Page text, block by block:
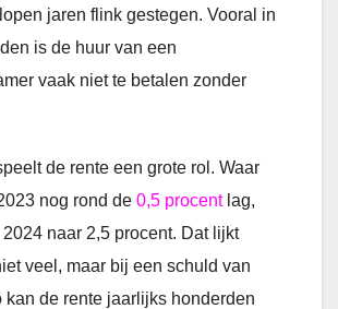
jaren flink gestegen. Vooral in
is de huur van een
vaak niet te betalen zonder
de rente een grote rol. Waar
nog rond de 0,5 procentlag,
naar 2,5 procent. Dat lijkt
veel, maar bij een schuld van
kan de rente jaarlijks honderden